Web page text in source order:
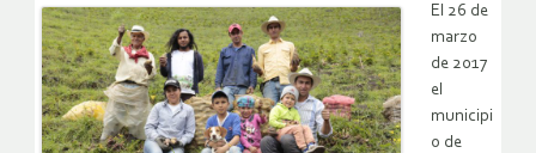
El 26 de
marzo
de 2017
el
municipi
o de